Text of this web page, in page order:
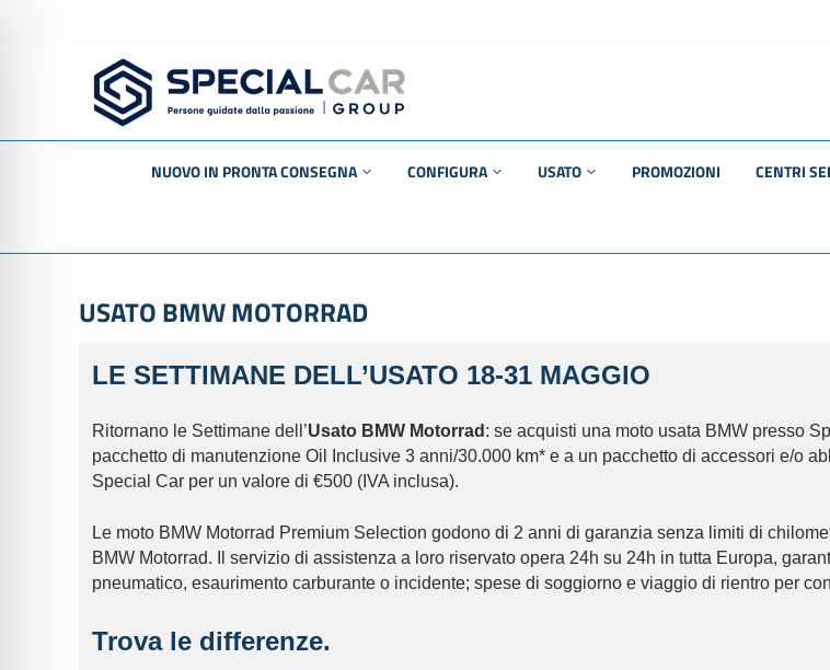
NUOVO IN PRONTA CONSEGNA
‣ MINI
‣ INEOS Grenadier
‣ SMART
CONFIGURA
Mercedes-Benz
smart
DR
USATO
Usato Mercedes-
Usato MINI
Valutazione usato
PROMOZIONI CENTRI
RICAMBI
CENTRO
USATO BMW MOTORRAD
LE SETTIMANE DELL’USATO 18-31 MAGGIO
Ritornano le Settimane dell’Usato BMW Motorrad : se acquisti una moto usata BMW presso
pacchetto di manutenzione Oil Inclusive 3 anni/30.000 km* e a un pacchetto di accessori e/o
Special Car per un valore di €500 (IVA inclusa).
Le moto BMW Motorrad Premium Selection godono di 2 anni di garanzia senza limiti di
BMW Motorrad. Il servizio di assistenza a loro riservato opera 24h su 24h in tutta Europa,
pneumatico, esaurimento carburante o incidente; spese di soggiorno e viaggio di rientro per
Trova le differenze.